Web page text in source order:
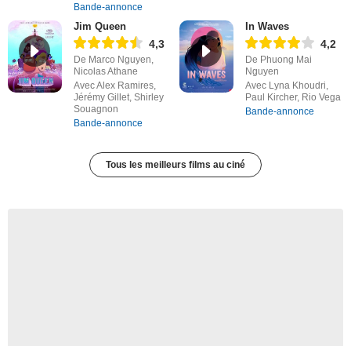
Bande-annonce
Jim Queen
4,3
De Marco Nguyen,
Nicolas Athane
Avec Alex Ramires,
Jérémy Gillet, Shirley
Souagnon
Bande-annonce
In Waves
4,2
De Phuong Mai
Nguyen
Avec Lyna Khoudri,
Paul Kircher, Rio Vega
Bande-annonce
Tous les meilleurs films au ciné